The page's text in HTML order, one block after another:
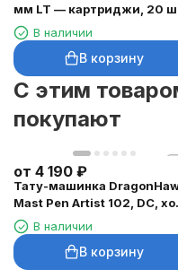
мм LT — картриджи, 20
В наличии
В корзину
C этим
покупают
от 4 190 ₽
Тату-машинка
Mast Pen Artist 102, DC,
3,5 ммВ наличии
В корзину